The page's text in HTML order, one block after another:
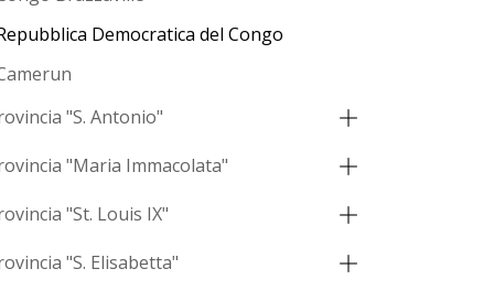
Democratica del Congo
"S. Antonio"
"Maria Immacolata"
"St. Louis IX"
"S. Elisabetta"